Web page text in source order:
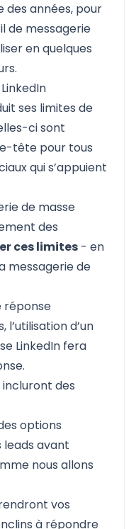
des années, pour
de messagerie
en quelques
ses limites de
ci sont
tête pour tous
qui s’appuient
de masse
des
ces limites - en
messagerie de
réponse
l’utilisation d’un
LinkedIn fera
des
options
avant
nous allons
vos
à répondre